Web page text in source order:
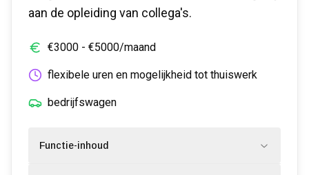
aan de opleiding van collega's.
€3000 - €5000/maand
flexibele uren en mogelijkheid tot thuiswerk
bedrijfswagen
Functie-inhoud